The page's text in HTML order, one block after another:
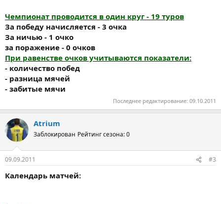
Чемпионат проводится в один круг - 19 туров
За победу начисляется - 3 очка
За ничью - 1 очко
за поражение - 0 очков
При равенстве очков учитываются показатели:
- количество побед
- разница мячей
- забитые мячи
Последнее редактирование: 09.10.2011
Atrium
Заблокирован Рейтинг сезона: 0
09.09.2011 #3
Календарь матчей: